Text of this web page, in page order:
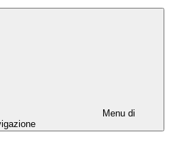
Menu di